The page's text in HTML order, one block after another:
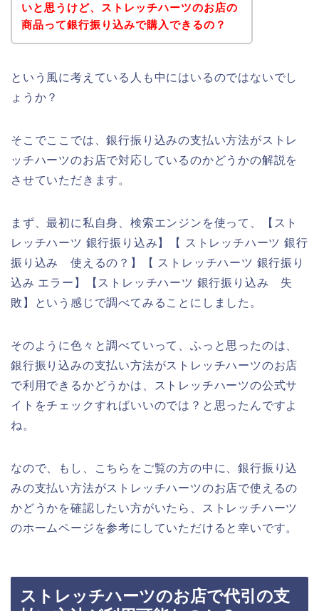
いと思うけど、ストレッチハーツのお店の
商品って銀行振り込みで購入できるの？
という風に考えている人も中にはいるのではないでし
ょうか？
そこでここでは、銀行振り込みの支払い方法がストレ
ッチハーツのお店で対応しているのかどうかの解説を
させていただきます。
まず、最初に私自身、検索エンジンを使って、【スト
レッチハーツ 銀行振り込み】【 ストレッチハーツ 銀行
振り込み 使えるの？】【 ストレッチハーツ 銀行振り
込み エラー】【ストレッチハーツ 銀行振り込み 失
敗】という感じで調べてみることにしました。
そのように色々と調べていって、ふっと思ったのは、
銀行振り込みの支払い方法がストレッチハーツのお店
で利用できるかどうかは、ストレッチハーツの公式サ
イトをチェックすればいいのでは？と思ったんですよ
ね。
なので、もし、こちらをご覧の方の中に、銀行振り込
みの支払い方法がストレッチハーツのお店で使えるの
かどうかを確認したい方がいたら、ストレッチハーツ
のホームページを参考にしていただけると幸いです。
ストレッチハーツのお店で代引の支